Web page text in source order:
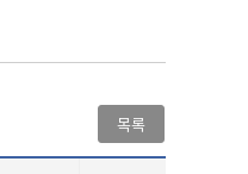
목록